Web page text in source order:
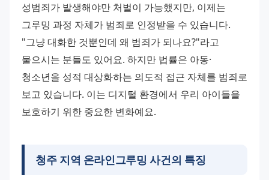
성범죄가 발생해야만 처벌이 가능했지만, 이제는
그루밍 과정 자체가 범죄로 인정받을 수 있습니다.
"그냥 대화한 것뿐인데 왜 범죄가 되나요?"라고
물으시는 분들도 있어요. 하지만 법률은 아동·
청소년을 성적 대상화하는 의도적 접근 자체를 범죄로
보고 있습니다. 이는 디지털 환경에서 우리 아이들을
보호하기 위한 중요한 변화예요.
청주 지역 온라인그루밍 사건의 특징